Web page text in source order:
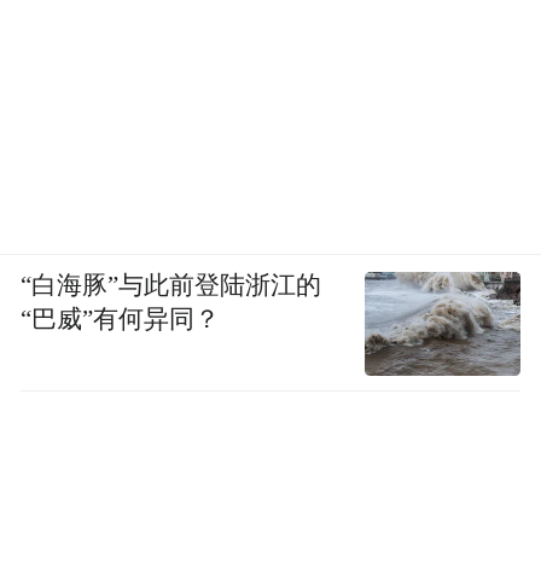
“白海豚”与此前登陆浙江的
“巴威”有何异同？